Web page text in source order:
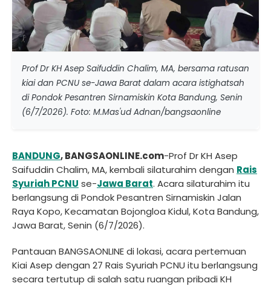
Prof Dr KH Asep Saifuddin Chalim, MA, bersama ratusan
kiai dan PCNU se-Jawa Barat dalam acara istighatsah
di Pondok Pesantren Sirnamiskin Kota Bandung, Senin
(6/7/2026). Foto: M.Mas'ud Adnan/bangsaonline
BANDUNG, BANGSAONLINE.com-Prof Dr KH Asep
Saifuddin Chalim, MA, kembali silaturahim dengan Rais
Syuriah PCNU se-Jawa Barat. Acara silaturahim itu
berlangsung di Pondok Pesantren Sirnamiskin Jalan
Raya Kopo, Kecamatan Bojongloa Kidul, Kota Bandung,
Jawa Barat, Senin (6/7/2026).
Pantauan BANGSAONLINE di lokasi, acara pertemuan
Kiai Asep dengan 27 Rais Syuriah PCNU itu berlangsung
secara tertutup di salah satu ruangan pribadi KH